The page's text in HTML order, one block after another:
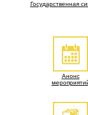
Государственная
Анонс